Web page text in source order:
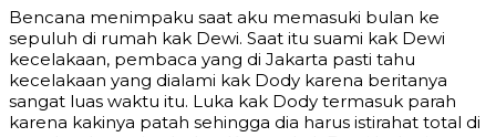
Bencana menimpaku saat aku memasuki bulan ke
sepuluh di rumah kak Dewi. Saat itu suami kak Dewi
kecelakaan, pembaca yang di Jakarta pasti tahu
kecelakaan yang dialami kak Dody karena beritanya
sangat luas waktu itu. Luka kak Dody termasuk parah
karena kakinya patah sehingga dia harus istirahat total di